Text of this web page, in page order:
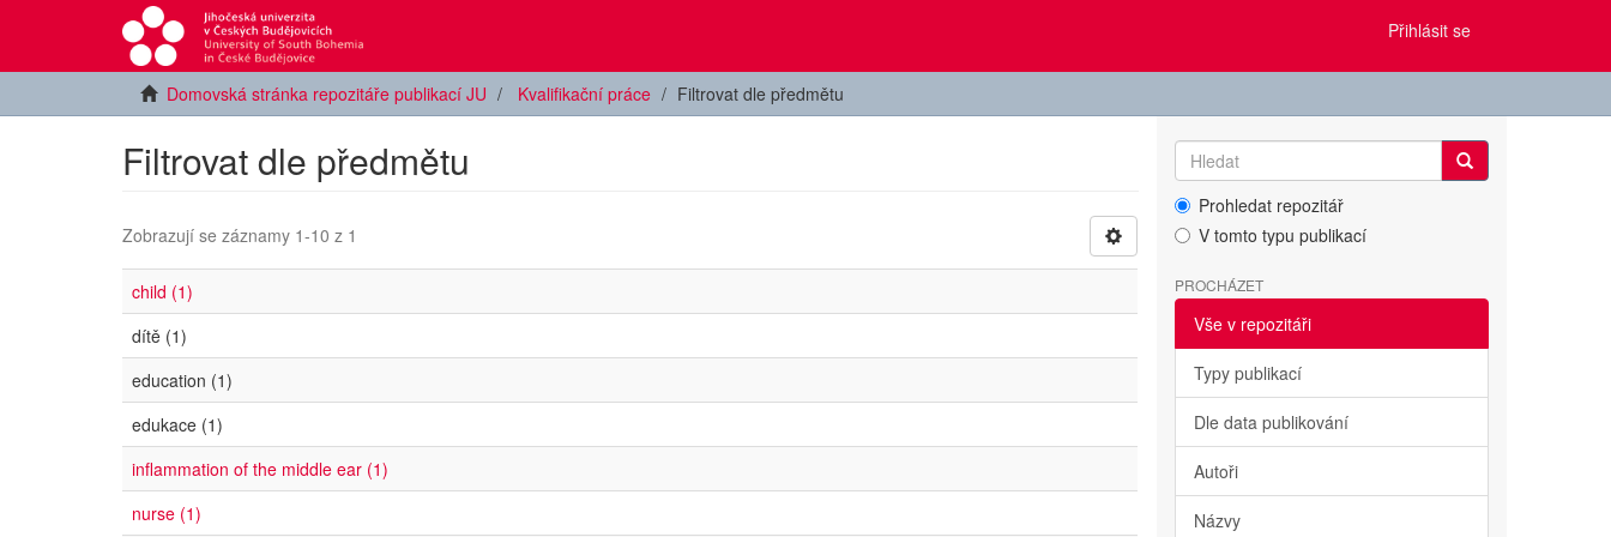
Přihlásit se
Domovská stránka repozitáře publikací JU Kvalifikační práce Filtrovat dle předmětu
Filtrovat dle předmětu
Zobrazují se záznamy 1-10 z 1
child (1)
dítě (1)
education (1)
edukace (1)
inflammation of the middle ear (1)
nurse (1)
Prohledat repozitář
V tomto typu publikací
PROCHÁZET
Vše v repozitáři
Typy publikací
Dle data publikování
Autoři
Názvy